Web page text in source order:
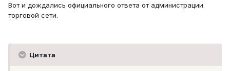
Вот и дождались официального ответа от администрации
торговой сети.
Цитата